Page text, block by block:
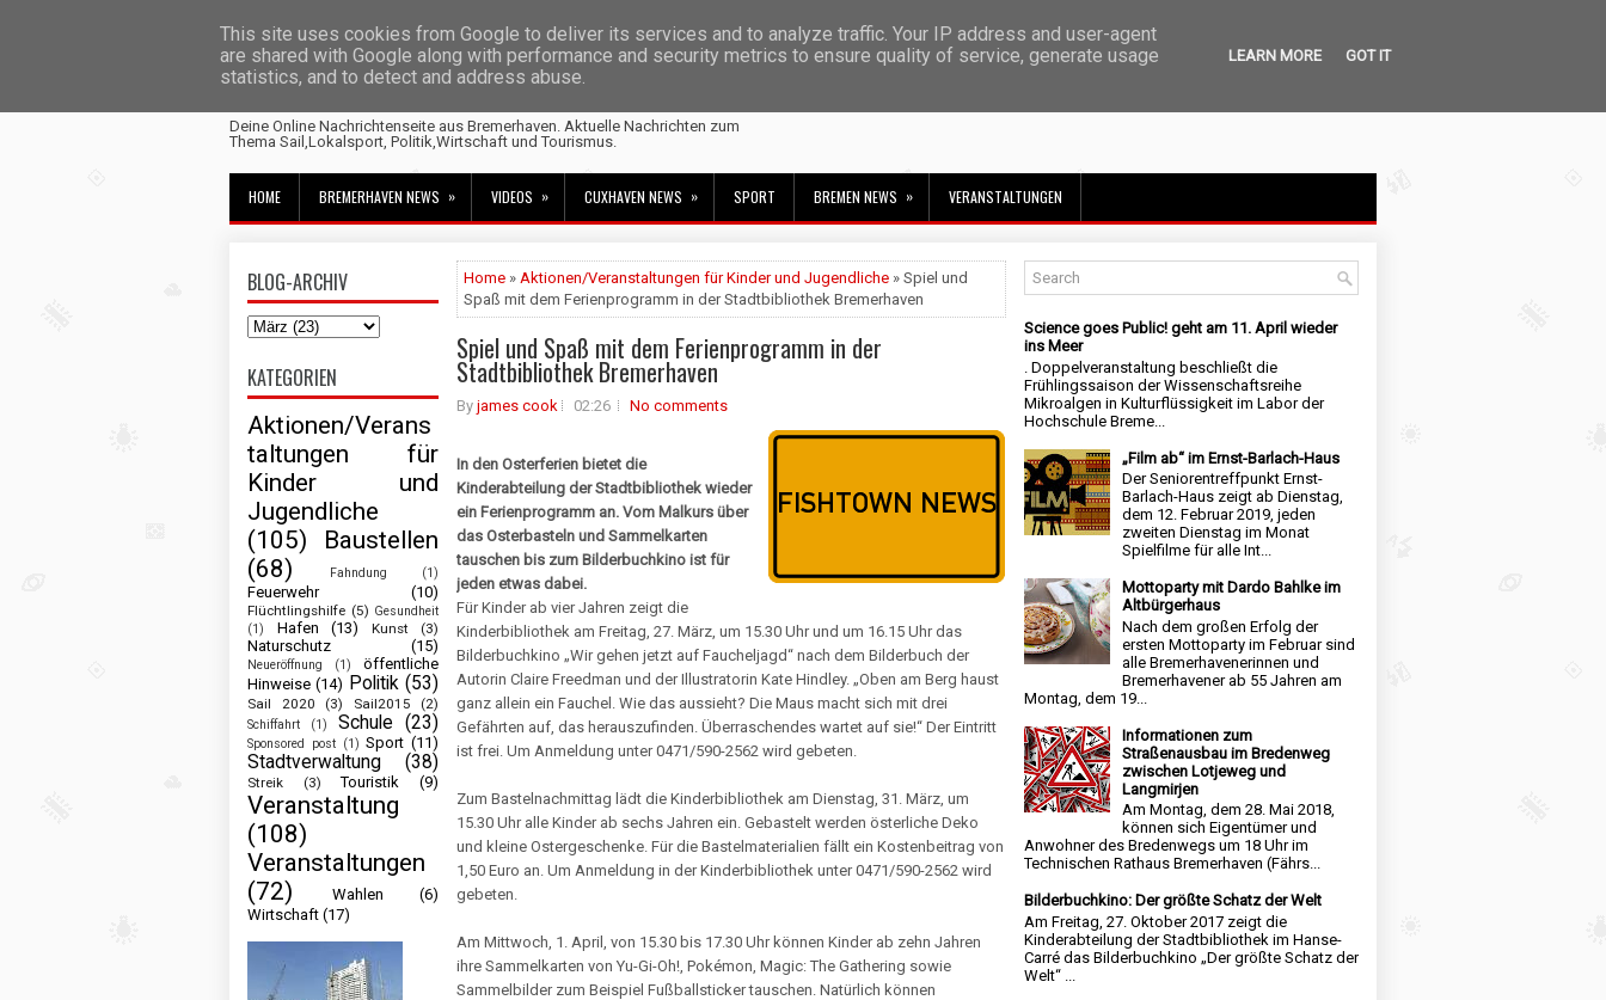
Fischtown News
Deine Online Nachrichtenseite aus Bremerhaven. Aktuelle Nachrichten zum
Thema Sail,Lokalsport, Politik,Wirtschaft und Tourismus.
HOME BREMERHAVEN NEWS » VIDEOS » CUXHAVEN NEWS » SPORT BREMEN NEWS » VERANSTALTUNGEN
BLOG-ARCHIV
KATEGORIEN
Aktionen/Verans
taltungen für
Kinder und
Jugendliche
(105)
Baustellen
(68)
Fahndung (1)
Feuerwehr (10)
Flüchtlingshilfe (5) Gesundheit
(1)
Hafen (13) Kunst (3)
Naturschutz (15)
Neueröffnung (1)
öffentliche
Hinweise (14) Politik (53)
Sail 2020 (3) Sail2015 (2)
Schiffahrt (1) Schule (23)
Sponsored post (1) Sport (11)
Stadtverwaltung (38)
Streik (3) Touristik (9)
Veranstaltung
(108)
Veranstaltungen
(72)
Wahlen
(6)
Wirtschaft (17)
Home » Aktionen/Veranstaltungen für Kinder und Jugendliche » Spiel und
Spaß mit dem Ferienprogramm in der Stadtbibliothek Bremerhaven
Spiel und Spaß mit dem Ferienprogramm in der
Stadtbibliothek Bremerhaven
By james cook 02:26 No comments
In den Osterferien bietet die
Kinderabteilung der Stadtbibliothek wieder
ein Ferienprogramm an. Vom Malkurs über
das Osterbasteln und Sammelkarten
tauschen bis zum Bilderbuchkino ist für
jeden etwas dabei.
Für Kinder ab vier Jahren zeigt die
Kinderbibliothek am Freitag, 27. März, um 15.30 Uhr und um 16.15 Uhr das
Bilderbuchkino „Wir gehen jetzt auf Faucheljagd“ nach dem Bilderbuch der
Autorin Claire Freedman und der Illustratorin Kate Hindley. „Oben am Berg haust
ganz allein ein Fauchel. Wie das aussieht? Die Maus macht sich mit drei
Gefährten auf, das herauszufinden. Überraschendes wartet auf sie!“ Der Eintritt
ist frei. Um Anmeldung unter 0471/590-2562 wird gebeten.
Zum Bastelnachmittag lädt die Kinderbibliothek am Dienstag, 31. März, um
15.30 Uhr alle Kinder ab sechs Jahren ein. Gebastelt werden österliche Deko
und kleine Ostergeschenke. Für die Bastelmaterialien fällt ein Kostenbeitrag von
1,50 Euro an. Um Anmeldung in der Kinderbibliothek unter 0471/590-2562 wird
gebeten.
Am Mittwoch, 1. April, von 15.30 bis 17.30 Uhr können Kinder ab zehn Jahren
ihre Sammelkarten von Yu-Gi-Oh!, Pokémon, Magic: The Gathering sowie
Sammelbilder zum Beispiel Fußballsticker tauschen. Natürlich können
Science goes Public! geht am 11. April wieder
ins Meer
. Doppelveranstaltung beschließt die
Frühlingssaison der Wissenschaftsreihe
Mikroalgen in Kulturflüssigkeit im Labor der
Hochschule Breme...
„Film ab“ im Ernst-Barlach-Haus
Der Seniorentreffpunkt Ernst-
Barlach-Haus zeigt ab Dienstag,
dem 12. Februar 2019, jeden
zweiten Dienstag im Monat
Spielfilme für alle Int...
Mottoparty mit Dardo Bahlke im
Altbürgerhaus
Nach dem großen Erfolg der
ersten Mottoparty im Februar sind
alle Bremerhavenerinnen und
Bremerhavener ab 55 Jahren am
Montag, dem 19...
Informationen zum
Straßenausbau im Bredenweg
zwischen Lotjeweg und
Langmirjen
Am Montag, dem 28. Mai 2018,
können sich Eigentümer und
Anwohner des Bredenwegs um 18 Uhr im
Technischen Rathaus Bremerhaven (Fährs...
Bilderbuchkino: Der größte Schatz der Welt
Am Freitag, 27. Oktober 2017 zeigt die
Kinderabteilung der Stadtbibliothek im Hanse-
Carré das Bilderbuchkino „Der größte Schatz der
Welt“ ...
This site uses cookies from Google to deliver its services and to analyze traffic. Your IP address and user-agent
are shared with Google along with performance and security metrics to ensure quality of service, generate usage
statistics, and to detect and address abuse.
LEARN MORE GOT IT